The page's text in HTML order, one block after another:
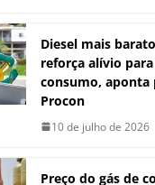
Diesel mais
reforça alívio
consumo, aponta
Procon
10 de julho de 2026
Preço do gás de